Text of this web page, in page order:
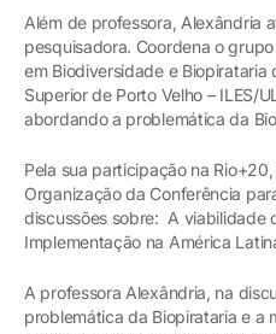
Além de professora, Alexândria
pesquisadora. Coordena o
em Biodiversidade e Biopirataria
Superior de Porto Velho – ILES/
abordando a problemática da
Pela sua participação na
Organização da Conferência
discussões sobre: A viabilidade
Implementação na América
A professora Alexândria, na
problemática da Biopirataria e a